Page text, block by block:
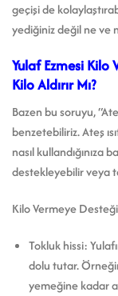
geçişi de
yediğiniz değil ne ve
Yulaf Ezmesi Kilo
Kilo Aldırır Mı?
Bazen bu soruyu,
benzetebiliriz. Ateş
nasıl kullandığınıza
destekleyebilir veya
Kilo Vermeye
Tokluk hissi:
dolu tutar.
yemeğine kadar